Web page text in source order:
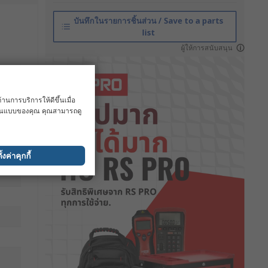
บันทึกในรายการชิ้นส่วน / Save to a parts
list
ผู้ให้การสนับสนุน
นการบริการให้ดีขึ้นเมื่อ
แบบของคุณ คุณสามารถดู
งค่าคุกกี้